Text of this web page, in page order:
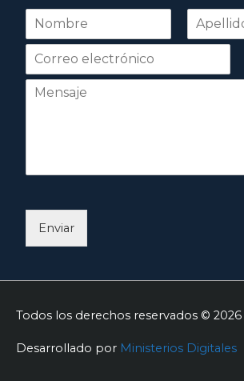
N
m
r
Nombre Apellidos
Enviar
Todos los derechos reservados © 2026
Desarrollado por Ministerios Digitales